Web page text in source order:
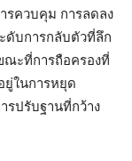
รควบคุม การลดลง
ดับการกลับตัวที่ลึก
ณะที่การถือครองที่
ยู่ในการหยุด
รปรับฐานที่กว้าง